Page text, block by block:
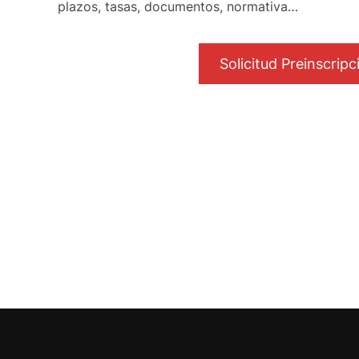
plazos, tasas, documentos, normativa…
Solicitud